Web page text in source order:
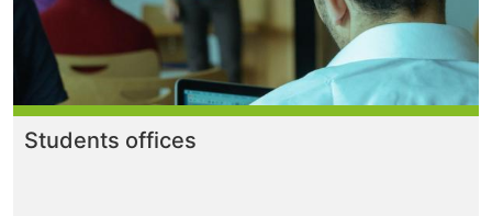
Students offices